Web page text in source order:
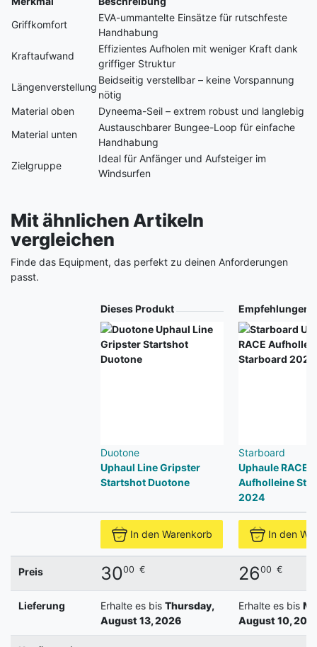
Griffkomfort
EVA-ummantelte Einsätze für rutschfeste
Handhabung
Kraftaufwand
Effizientes Aufholen mit weniger Kraft dank
griffiger Struktur
Längenverstellung
Beidseitig verstellbar – keine Vorspannung
nötig
Material oben
Dyneema-Seil – extrem robust und langlebig
Material unten
Austauschbarer Bungee-Loop für einfache
Handhabung
Zielgruppe
Ideal für Anfänger und Aufsteiger im
Windsurfen
Mit ähnlichen Artikeln
vergleichen
Finde das Equipment, das perfekt zu deinen Anforderungen
passt.
Dieses Produkt
Duotone
Uphaul Line Gripster
Startshot Duotone
Empfehlungen
Starboard
Uphaule RACE
Aufholleine
2024
In den Warenkorb In den
Preis 3000 € 2600 €
Lieferung Erhalte es bis Thursday,
August 13, 2026
Erhalte es bis
August 10,